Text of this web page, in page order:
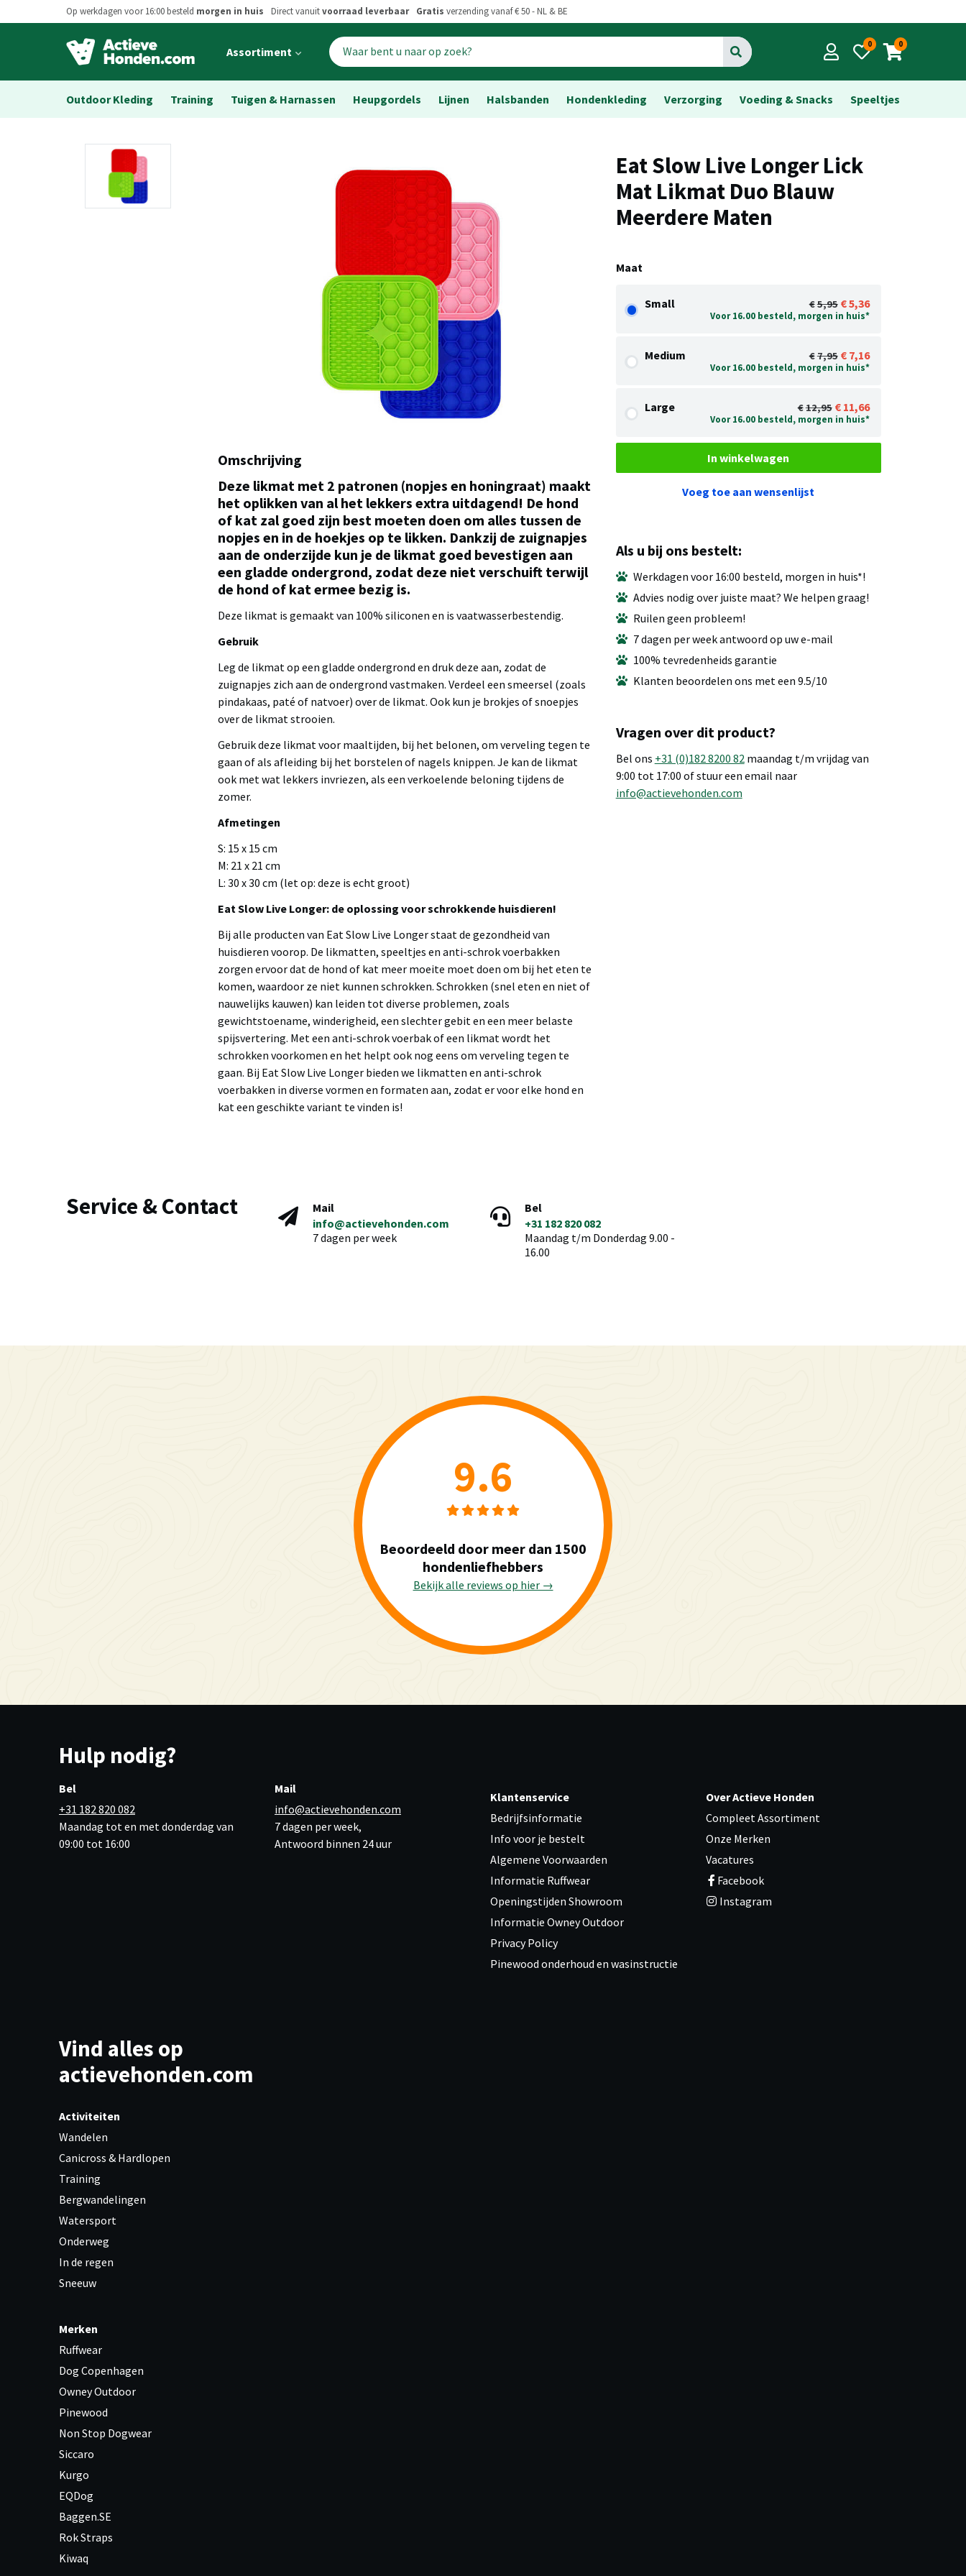
Op werkdagen voor 16:00 besteld morgen in huis Direct vanuitvoorraad leverbaar Gratis verzending vanaf € 50 - NL & BE
Open
menu
Assortiment Go 0 0
Outdoor Kleding Training Tuigen & Harnassen Heupgordels Lijnen Halsbanden Hondenkleding Verzorging Voeding & Snacks Speeltjes
Eat Slow Live Longer Lick
Mat Likmat Duo Blauw
Meerdere Maten
Maat
Small 5,95 5,36
Voor 16.00 besteld, morgen in huis*
Medium 7,95 7,16
Voor 16.00 besteld, morgen in huis*
Large 12,95 11,66
Voor 16.00 besteld, morgen in huis*
In winkelwagen
Voeg toe aan wensenlijst
Omschrijving
Deze likmat met 2 patronen (nopjes en honingraat) maakt
het oplikken van al het lekkers extra uitdagend! De hond
of kat zal goed zijn best moeten doen om alles tussen de
nopjes en in de hoekjes op te likken. Dankzij de zuignapjes
aan de onderzijde kun je de likmat goed bevestigen aan
een gladde ondergrond, zodat deze niet verschuift terwijl
de hond of kat ermee bezig is.
Deze likmat is gemaakt van 100% siliconen en is vaatwasserbestendig.
Gebruik
Leg de likmat op een gladde ondergrond en druk deze aan, zodat de
zuignapjes zich aan de ondergrond vastmaken. Verdeel een smeersel (zoals
pindakaas, paté of natvoer) over de likmat. Ook kun je brokjes of snoepjes
over de likmat strooien.
Gebruik deze likmat voor maaltijden, bij het belonen, om verveling tegen te
gaan of als afleiding bij het borstelen of nagels knippen. Je kan de likmat
ook met wat lekkers invriezen, als een verkoelende beloning tijdens de
zomer.
Afmetingen
S: 15 x 15 cm
M: 21 x 21 cm
L: 30 x 30 cm (let op: deze is echt groot)
Eat Slow Live Longer: de oplossing voor schrokkende huisdieren!
Bij alle producten van Eat Slow Live Longer staat de gezondheid van
huisdieren voorop. De likmatten, speeltjes en anti-schrok voerbakken
zorgen ervoor dat de hond of kat meer moeite moet doen om bij het eten te
komen, waardoor ze niet kunnen schrokken. Schrokken (snel eten en niet of
nauwelijks kauwen) kan leiden tot diverse problemen, zoals
gewichtstoename, winderigheid, een slechter gebit en een meer belaste
spijsvertering. Met een anti-schrok voerbak of een likmat wordt het
schrokken voorkomen en het helpt ook nog eens om verveling tegen te
gaan. Bij Eat Slow Live Longer bieden we likmatten en anti-schrok
voerbakken in diverse vormen en formaten aan, zodat er voor elke hond en
kat een geschikte variant te vinden is!
Als u bij ons bestelt:
Werkdagen voor 16:00 besteld, morgen in huis*!
Advies nodig over juiste maat? We helpen graag!
Ruilen geen probleem!
7 dagen per week antwoord op uw e-mail
100% tevredenheids garantie
Klanten beoordelen ons met een 9.5/10
Vragen over dit product?
Bel ons +31 (0)182 8200 82maandag t/m vrijdag van
9:00 tot 17:00 of stuur een email naar
info@actievehonden.com
Service & Contact
Mail
info@actievehonden.com
7 dagen per week
Bel
+31 182 820 082
Maandag t/m Donderdag 9.00 -
16.00
9.6
Beoordeeld door meer dan 1500
hondenliefhebbers
Bekijk alle reviews op hier →
Hulp nodig?
Bel
+31 182 820 082
Maandag tot en met donderdag van
09:00 tot 16:00
Mail
info@actievehonden.com
7 dagen per week,
Antwoord binnen 24 uur
Klantenservice
Bedrijfsinformatie
Info voor je bestelt
Algemene Voorwaarden
Informatie Ruffwear
Openingstijden Showroom
Informatie Owney Outdoor
Privacy Policy
Pinewood onderhoud en wasinstructie
Over Actieve Honden
Compleet Assortiment
Onze Merken
Vacatures
Facebook
Instagram
Vind alles op
actievehonden.com
Activiteiten
Wandelen
Canicross & Hardlopen
Training
Bergwandelingen
Watersport
Onderweg
In de regen
Sneeuw
Merken
Ruffwear
Dog Copenhagen
Owney Outdoor
Pinewood
Non Stop Dogwear
Siccaro
Kurgo
EQDog
Baggen.SE
Rok Straps
Kiwaq